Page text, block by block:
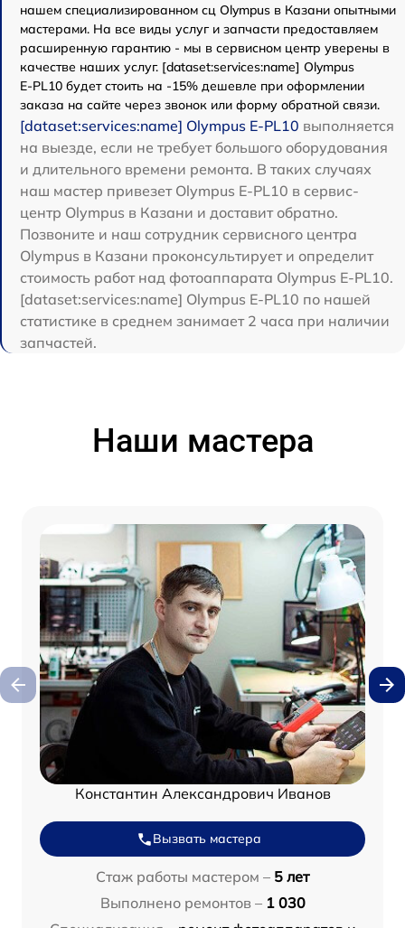
нашем специализированном сц Olympus в Казани опытными
мастерами. На все виды услуг и запчасти предоставляем
расширенную гарантию - мы в сервисном центр уверены в
качестве наших услуг. [dataset:services:name] Olympus
E‑PL10 будет стоить на -15% дешевле при оформлении
заказа на сайте через звонок или форму обратной связи.
[dataset:services:name] Olympus E‑PL10 выполняется
на выезде, если не требует большого оборудования
и длительного времени ремонта. В таких случаях
наш мастер привезет Olympus E‑PL10 в сервис-
центр Olympus в Казани и доставит обратно.
Позвоните и наш сотрудник сервисного центра
Olympus в Казани проконсультирует и определит
стоимость работ над фотоаппарата Olympus E‑PL10.
[dataset:services:name] Olympus E‑PL10 по нашей
статистике в среднем занимает 2 часа при наличии
запчастей.
Наши мастера
Константин Александрович Иванов
Вызвать мастера
Стаж работы мастером – 5 лет
Выполнено ремонтов – 1 030